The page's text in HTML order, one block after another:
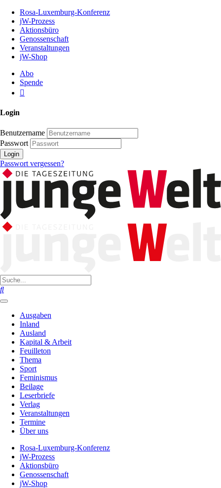
Inhalt
Seite
Rosa-Luxemburg-Konferenz
jW-Prozess
Aktionsbüro
Genossenschaft
Veranstaltungen
jW-Shop
Abo
Spende
Login
Benutzername
Passwort
Login
Passwort vergessen?
Ausgaben
Inland
Ausland
Kapital & Arbeit
Feuilleton
Thema
Sport
Feminismus
Beilage
Leserbriefe
Verlag
Veranstaltungen
Termine
Über uns
Rosa-Luxemburg-Konferenz
jW-Prozess
Aktionsbüro
Genossenschaft
jW-Shop